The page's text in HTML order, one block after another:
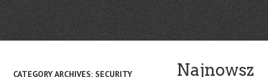
CATEGORY ARCHIVES: SECURITY
Najnowsz